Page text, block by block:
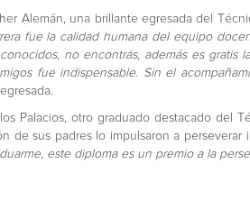
Alemán, una brillante egresada del
fue la calidad humana del equipo
no encontrás, además es
fue indispensable. Sin el
Palacios, otro graduado destacado del
de sus padres lo impulsaron a
este diploma es un premio a la